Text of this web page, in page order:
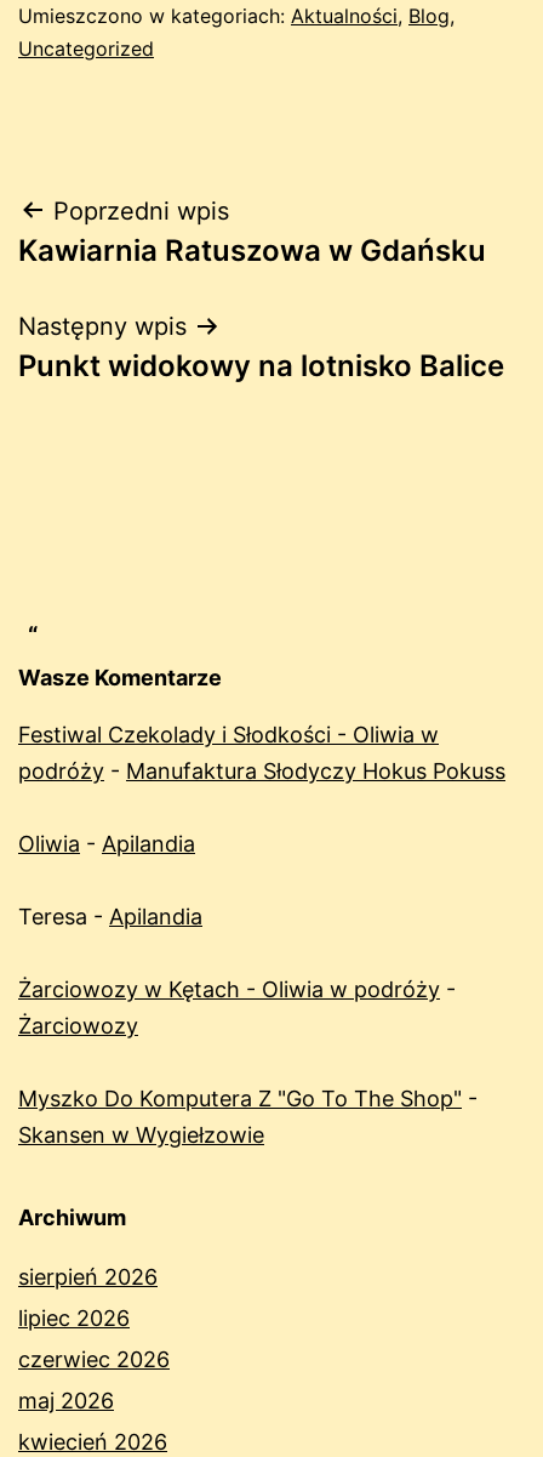
Umieszczono w kategoriach: Aktualności, Blog,
Uncategorized
Nawigacja
wpisu
Poprzedni wpis
Kawiarnia Ratuszowa w Gdańsku
Następny wpis
Punkt widokowy na lotnisko Balice
Wasze Komentarze
Festiwal Czekolady i Słodkości - Oliwia w
podróży - Manufaktura Słodyczy Hokus Pokuss
Oliwia - Apilandia
Teresa - Apilandia
Żarciowozy w Kętach - Oliwia w podróży -
Żarciowozy
Myszko Do Komputera Z "Go To The Shop" -
Skansen w Wygiełzowie
Archiwum
sierpień 2026
lipiec 2026
czerwiec 2026
maj 2026
kwiecień 2026